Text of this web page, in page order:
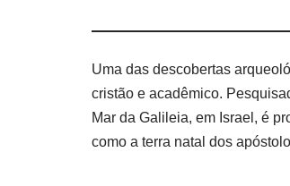
Uma das descobertas
cristão e acadêmico.
Mar da Galileia, em Israel, é
como a terra natal dos